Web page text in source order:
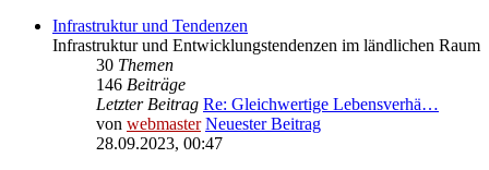
Infrastruktur und Tendenzen
Infrastruktur und Entwicklungstendenzen im ländlichen Raum
30 Themen
146 Beiträge
Letzter Beitrag Re: Gleichwertige Lebensverhä…
von webmaster Neuester Beitrag
28.09.2023, 00:47